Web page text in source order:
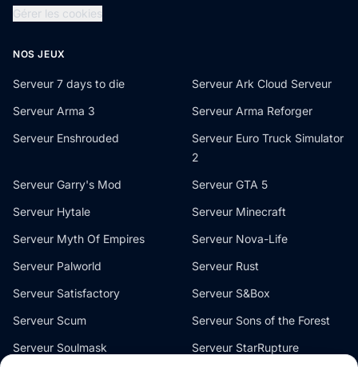
Gérer les cookies
NOS JEUX
Serveur 7 days to die
Serveur Ark Cloud Serveur
Serveur Arma 3
Serveur Arma Reforger
Serveur Enshrouded
Serveur Euro Truck Simulator
2
Serveur Garry's Mod
Serveur GTA 5
Serveur Hytale
Serveur Minecraft
Serveur Myth Of Empires
Serveur Nova-Life
Serveur Palworld
Serveur Rust
Serveur Satisfactory
Serveur S&Box
Serveur Scum
Serveur Sons of the Forest
Serveur Soulmask
Serveur StarRupture